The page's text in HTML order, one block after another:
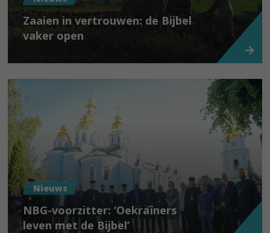
Zaaien in vertrouwen: de Bijbel
vaker open
Nieuws
NBG-voorzitter: ‘Oekraïners
leven met de Bijbel’